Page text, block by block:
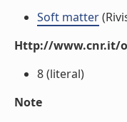
Soft matter
Http://www.cnr.it/
8 (literal)
Note